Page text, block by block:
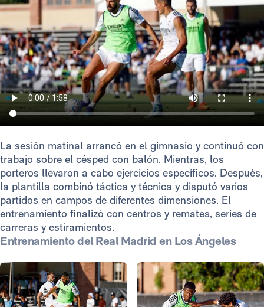
La sesión matinal arrancó en el gimnasio y continuó con
trabajo sobre el césped con balón. Mientras, los
porteros llevaron a cabo ejercicios específicos. Después,
la plantilla combinó táctica y técnica y disputó varios
partidos en campos de diferentes dimensiones. El
entrenamiento finalizó con centros y remates, series de
carreras y estiramientos.
Entrenamiento del Real Madrid en Los Ángeles